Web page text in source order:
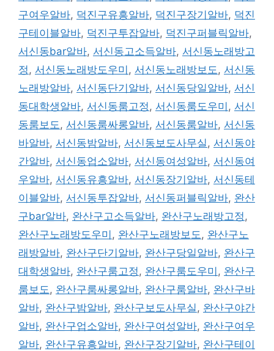
구여우알바, 덕진구유흥알바, 덕진구장기알바, 덕진
구테이블알바, 덕진구투잡알바, 덕진구퍼블릭알바,
서신동bar알바, 서신동고소득알바, 서신동노래방고
정 , 서신동노래방도우미 , 서신동노래방보도 , 서신동
노래방알바, 서신동단기알바, 서신동당일알바, 서신
동대학생알바, 서신동룸고정 , 서신동룸도우미 , 서신
동룸보도 , 서신동룸싸롱알바, 서신동룸알바, 서신동
바알바, 서신동밤알바, 서신동보도사무실 , 서신동야
간알바, 서신동업소알바, 서신동여성알바, 서신동여
우알바, 서신동유흥알바, 서신동장기알바, 서신동테
이블알바, 서신동투잡알바, 서신동퍼블릭알바, 완산
구bar알바, 완산구고소득알바, 완산구노래방고정 ,
완산구노래방도우미 , 완산구노래방보도 , 완산구노
래방알바, 완산구단기알바, 완산구당일알바, 완산구
대학생알바, 완산구룸고정 , 완산구룸도우미 , 완산구
룸보도 , 완산구룸싸롱알바, 완산구룸알바, 완산구바
알바, 완산구밤알바, 완산구보도사무실 , 완산구야간
알바, 완산구업소알바, 완산구여성알바, 완산구여우
알바, 완산구유흥알바, 완산구장기알바, 완산구테이